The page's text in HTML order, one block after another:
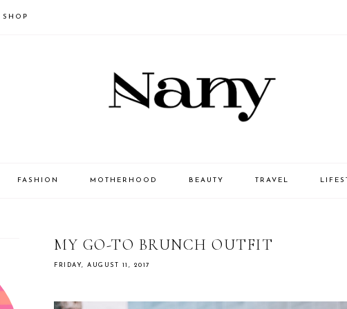
SHOP
FASHION MOTHERHOOD BEAUTY TRAVEL
MY GO-TO BRUNCH OUTFIT
FRIDAY, AUGUST 11, 2017